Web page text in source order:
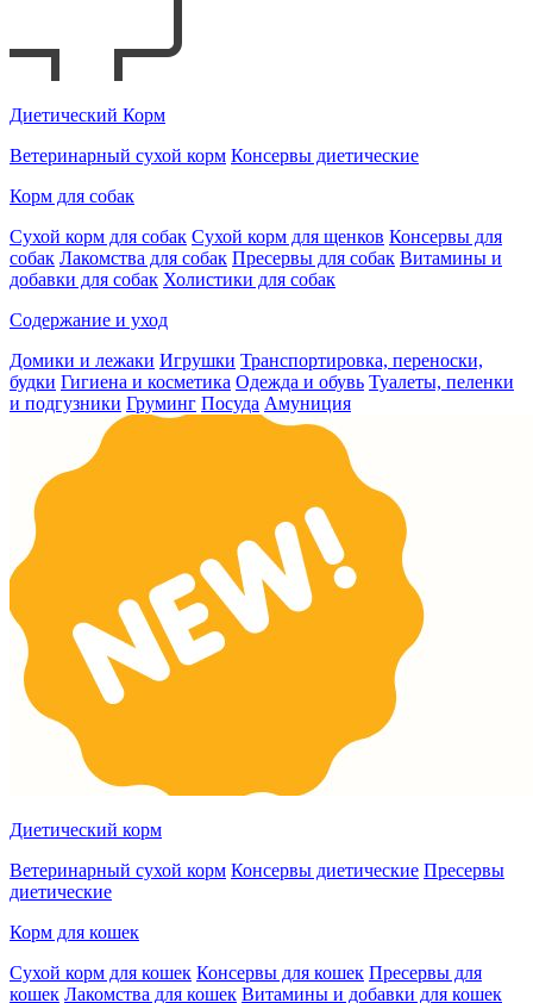
Диетический Корм
Ветеринарный сухой корм Консервы диетические
Корм для собак
Сухой корм для собак Сухой корм для щенков Консервы для
собак Лакомства для собак Пресервы для собак Витамины и
добавки для собак Холистики для собак
Содержание и уход
Домики и лежаки Игрушки Транспортировка, переноски,
будки Гигиена и косметика Одежда и обувь Туалеты, пеленки
и подгузники Груминг Посуда Амуниция
Диетический корм
Ветеринарный сухой корм Консервы диетические Пресервы
диетические
Корм для кошек
Сухой корм для кошек Консервы для кошек Пресервы для
кошек Лакомства для кошек Витамины и добавки для кошек